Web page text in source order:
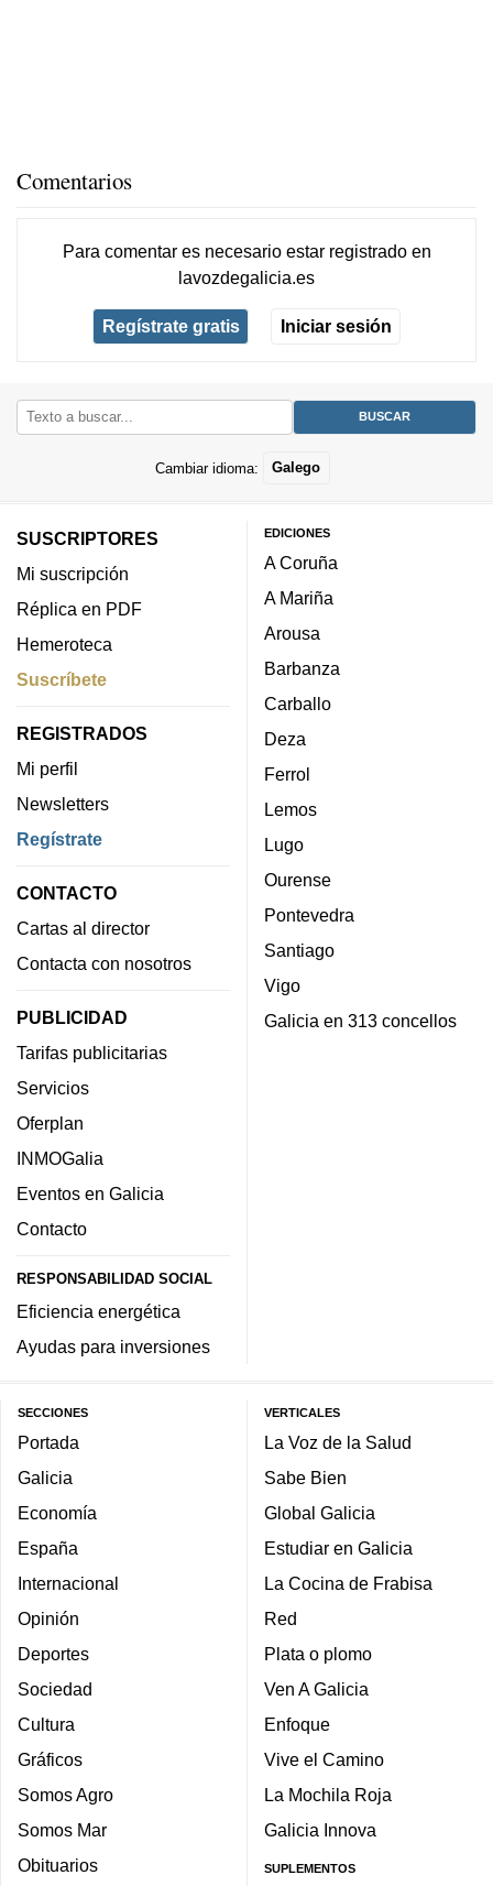
Comentarios
Para comentar es necesario estar registradoen
lavozdegalicia.es
Regístrate gratis Iniciar sesión
Cambiar idioma: Galego
SUSCRIPTORES
Mi suscripción
Réplica en PDF
Hemeroteca
Suscríbete
REGISTRADOS
Mi perfil
Newsletters
Regístrate
CONTACTO
Cartas al director
Contacta con nosotros
PUBLICIDAD
Tarifas publicitarias
Servicios
Oferplan
INMOGalia
Eventos en Galicia
Contacto
RESPONSABILIDAD SOCIAL
Eficiencia energética
Ayudas para inversiones
EDICIONES
A Coruña
A Mariña
Arousa
Barbanza
Carballo
Deza
Ferrol
Lemos
Lugo
Ourense
Pontevedra
Santiago
Vigo
Galicia en 313 concellos
SECCIONES
Portada
Galicia
Economía
España
Internacional
Opinión
Deportes
Sociedad
Cultura
Gráficos
Somos Agro
Somos Mar
Obituarios
VERTICALES
La Voz de la Salud
Sabe Bien
Global Galicia
Estudiar en Galicia
La Cocina de Frabisa
Red
Plata o plomo
Ven A Galicia
Enfoque
Vive el Camino
La Mochila Roja
Galicia Innova
SUPLEMENTOS